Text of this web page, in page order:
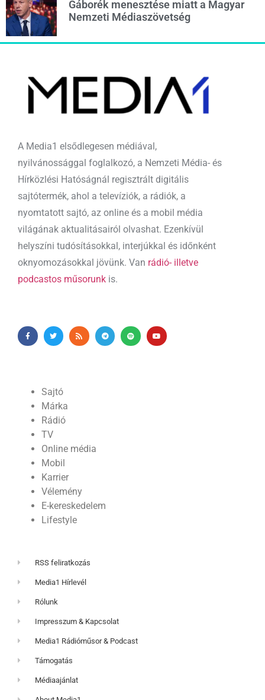
Gáborék menesztése miatt a Magyar
Nemzeti Médiaszövetség
A Media1 elsődlegesen médiával,
nyilvánossággal foglalkozó, a Nemzeti Média- és
Hírközlési Hatóságnál regisztrált digitális
sajtótermék, ahol a televíziók, a rádiók, a
nyomtatott sajtó, az online és a mobil média
világának aktualitásairól olvashat. Ezenkívül
helyszíni tudósításokkal, interjúkkal és időnként
oknyomozásokkal jövünk. Van rádió- illetve
podcastos műsorunk is.
Sajtó
Márka
Rádió
TV
Online média
Mobil
Karrier
Vélemény
E-kereskedelem
Lifestyle
RSS feliratkozás
Media1 Hírlevél
Rólunk
Impresszum & Kapcsolat
Media1 Rádióműsor & Podcast
Támogatás
Médiaajánlat